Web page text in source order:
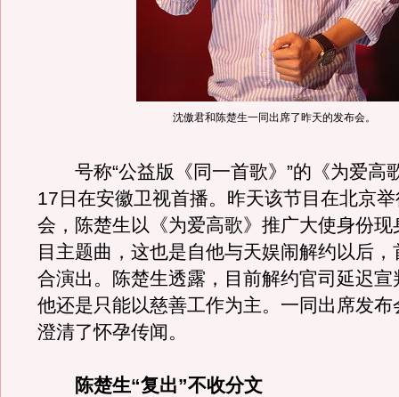
沈傲君和陈楚生一同出席了昨天的发布会。
号称“公益版《同一首歌》”的《为爱高
17日在安徽卫视首播。昨天该节目在北京
会，陈楚生以《为爱高歌》推广大使身份现
目主题曲，这也是自他与天娱闹解约以后
合演出。陈楚生透露，目前解约官司延迟宣
他还是只能以慈善工作为主。一同出席发布
澄清了怀孕传闻。
陈楚生“复出”不收分文